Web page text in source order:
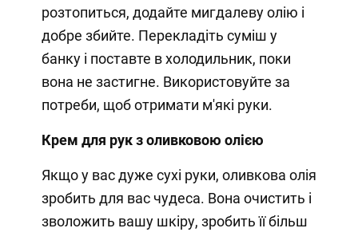
розтопиться, додайте мигдалеву олію і
добре збийте. Перекладіть суміш у
банку і поставте в холодильник, поки
вона не застигне. Використовуйте за
потреби, щоб отримати м'які руки.
Крем для рук з оливковою олією
Якщо у вас дуже сухі руки, оливкова олія
зробить для вас чудеса. Вона очистить і
зволожить вашу шкіру, зробить її більш